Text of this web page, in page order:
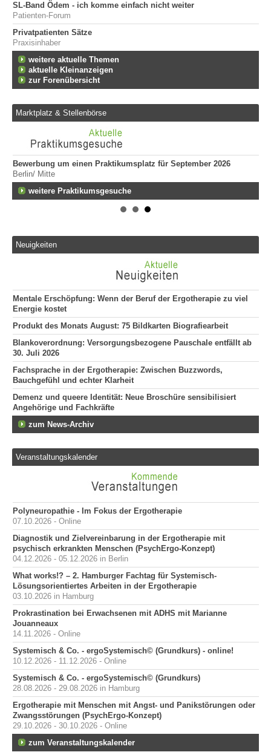
SL-Band Ödem - ich komme einfach nicht weiter
Patienten-Forum
Privatpatienten Sätze
Praxisinhaber
weitere aktuelle Themen
aktuelle Kleinanzeigen
zur Forenübersicht
Marktplatz & Stellenbörse
Bewerbung um einen Praktikumsplatz für September 2026
Berlin/ Mitte
weitere Praktikumsgesuche
Neuigkeiten
Mentale Erschöpfung: Wenn der Beruf der Ergotherapie zu viel
Energie kostet
Produkt des Monats August: 75 Bildkarten Biografiearbeit
Blankoverordnung: Versorgungsbezogene Pauschale entfällt ab
30. Juli 2026
Fachsprache in der Ergotherapie: Zwischen Buzzwords,
Bauchgefühl und echter Klarheit
Demenz und queere Identität: Neue Broschüre sensibilisiert
Angehörige und Fachkräfte
zum News-Archiv
Veranstaltungskalender
Polyneuropathie - Im Fokus der Ergotherapie
07.10.2026 - Online
Diagnostik und Zielvereinbarung in der Ergotherapie mit
psychisch erkrankten Menschen (PsychErgo-Konzept)
04.12.2026 - 05.12.2026 in Berlin
What works!? – 2. Hamburger Fachtag für Systemisch-
Lösungsorientiertes Arbeiten in der Ergotherapie
03.10.2026 in Hamburg
Prokrastination bei Erwachsenen mit ADHS mit Marianne
Jouanneaux
14.11.2026 - Online
Systemisch & Co. - ergoSystemisch© (Grundkurs) - online!
10.12.2026 - 11.12.2026 - Online
Systemisch & Co. - ergoSystemisch© (Grundkurs)
28.08.2026 - 29.08.2026 in Hamburg
Ergotherapie mit Menschen mit Angst- und Panikstörungen oder
Zwangsstörungen (PsychErgo-Konzept)
29.10.2026 - 30.10.2026 - Online
zum Veranstaltungskalender